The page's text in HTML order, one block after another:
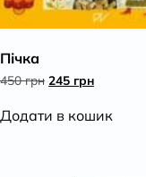
Пічка
450грн Оригінальна
245 грнПоточна
Додати в кошик